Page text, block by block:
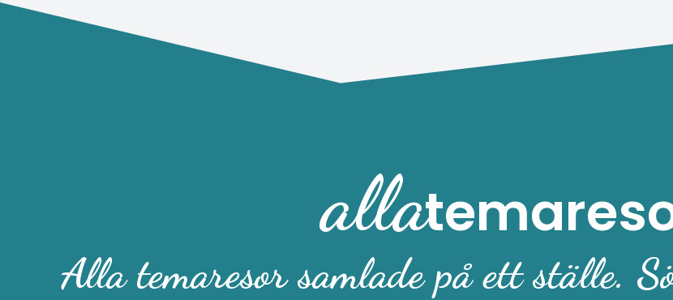
ostkaka och strutsdelikatesser
alla
Alla temaresor samlade på ett ställe.